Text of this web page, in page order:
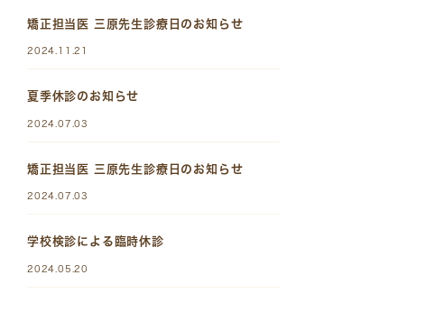
矯正担当医 三原先生診療日のお知らせ
2024.11.21
夏季休診のお知らせ
2024.07.03
矯正担当医 三原先生診療日のお知らせ
2024.07.03
学校検診による臨時休診
2024.05.20